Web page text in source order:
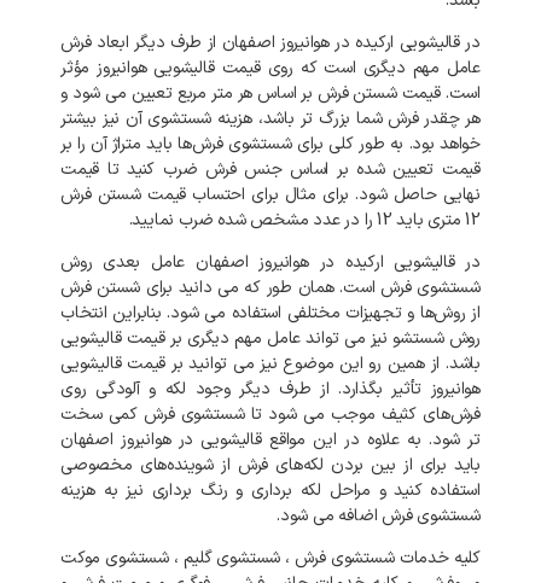
در قالیشویی ارکیده در هوانیروز اصفهان از طرف دیگر ابعاد فرش
عامل مهم دیگری است که روی قیمت قالیشویی هوانیروز مؤثر
است. قیمت شستن فرش بر اساس هر متر مربع تعیین می شود و
هر چقدر فرش شما بزرگ تر باشد، هزینه شستشوی آن نیز بیشتر
خواهد بود. به طور کلی برای شستشوی فرش‌ها باید متراژ آن را بر
قیمت تعیین شده بر اساس جنس فرش ضرب کنید تا قیمت
نهایی حاصل شود. برای مثال برای احتساب قیمت شستن فرش
12 متری باید 12 را در عدد مشخص شده ضرب نمایید.
در قالیشویی ارکیده در هوانیروز اصفهان عامل بعدی روش
شستشوی فرش است. همان طور که می دانید برای شستن فرش
از روش‌ها و تجهیزات مختلفی استفاده می شود. بنابراین انتخاب
روش شستشو نیز می تواند عامل مهم دیگری بر قیمت قالیشویی
باشد. از همین رو این موضوع نیز می توانید بر قیمت قالیشویی
هوانیروز تأثیر بگذارد. از طرف دیگر وجود لکه و آلودگی روی
فرش‌های کثیف موجب می شود تا شستشوی فرش کمی سخت
تر شود. به علاوه در این مواقع قالیشویی در هوانیروز اصفهان
باید برای از بین بردن لکه‌های فرش از شوینده‌های مخصوصی
استفاده کنید و مراحل لکه برداری و رنگ برداری نیز به هزینه
شستشوی فرش اضافه می شود.
کلیه خدمات شستشوی فرش ، شستشوی گلیم ، شستشوی موکت